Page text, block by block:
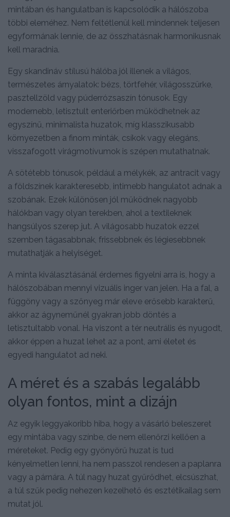
mintában és hangulatban is kapcsolódik a hálószoba
többi eleméhez. Nem feltétlenül kell mindennek teljesen
egyformának lennie, de az összhatásnak harmonikusnak
kell maradnia.
Egy skandináv stílusú hálóba jól illenek a világos,
természetes árnyalatok: bézs, törtfehér, világosszürke,
pasztellzöld vagy púderrózsaszín tónusok. Egy
modernebb, letisztult enteriőrben működhetnek az
egyszínű, minimalista huzatok, míg klasszikusabb
környezetben a finom minták, csíkok vagy elegáns,
visszafogott virágmotívumok is szépen mutathatnak.
A sötétebb tónusok, például a mélykék, az antracit vagy
a földszínek karakteresebb, intimebb hangulatot adnak a
szobának. Ezek különösen jól működnek nagyobb
hálókban vagy olyan terekben, ahol a textileknek
hangsúlyos szerep jut. A világosabb huzatok ezzel
szemben tágasabbnak, frissebbnek és légiesebbnek
mutathatják a helyiséget.
A minta kiválasztásánál érdemes figyelni arra is, hogy a
hálószobában mennyi vizuális inger van jelen. Ha a fal, a
függöny vagy a szőnyeg már eleve erősebb karakterű,
akkor az ágyneműnél gyakran jobb döntés a
letisztultabb vonal. Ha viszont a tér neutrális és nyugodt,
akkor éppen a huzat lehet az a pont, ami életet és
egyedi hangulatot ad neki.
A méret és a szabás legalább
olyan fontos, mint a dizájn
Az egyik leggyakoribb hiba, hogy a vásárló beleszeret
egy mintába vagy színbe, de nem ellenőrzi kellően a
méreteket. Pedig egy gyönyörű huzat is tud
kényelmetlen lenni, ha nem passzol rendesen a paplanra
vagy a párnára. A túl nagy huzat gyűrődhet, elcsúszhat,
a túl szűk pedig nehezen kezelhető és esztétikailag sem
mutat jól.